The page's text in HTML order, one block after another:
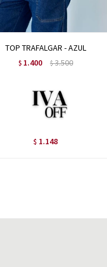
TOP TRAFALGAR - AZUL
$ 1.400 $3.500
$ 1.148